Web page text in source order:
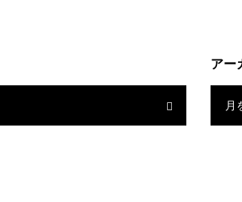
アー
月